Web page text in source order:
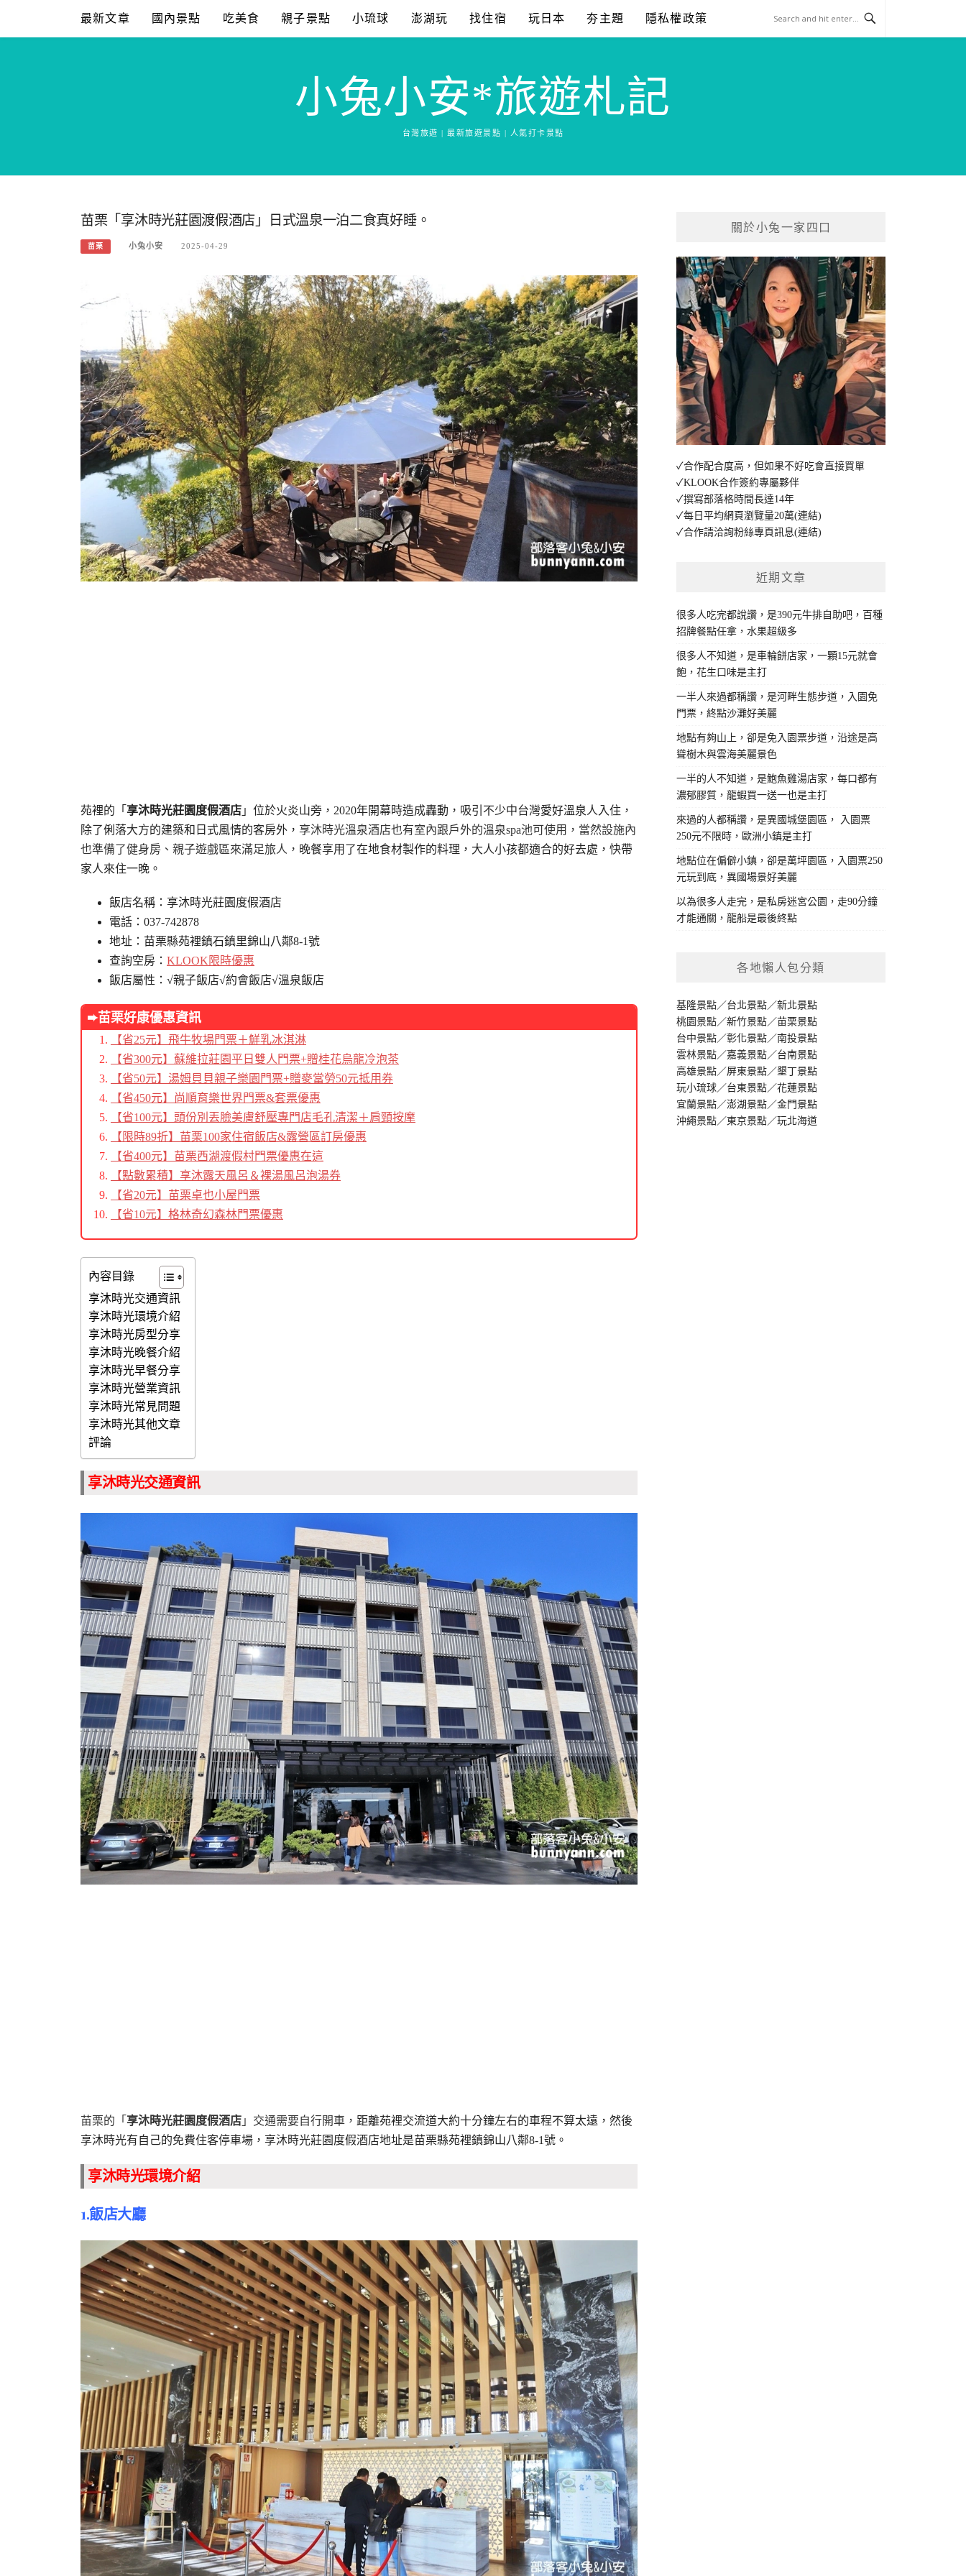
content
最新文章 國內景點 吃美食 親子景點 小琉球 澎湖玩 找住宿 玩日本 夯主題 隱私權政策
小兔小安*旅遊札記
台灣旅遊 | 最新旅遊景點 | 人氣打卡景點
苗栗「享沐時光莊園渡假酒店」日式溫泉一泊二食真好睡。
苗栗 小兔小安 2025-04-29
苑裡的「 享沐時光莊園度假酒店 」位於火炎山旁，2020年開幕時造成轟動，吸引不少中台灣愛好溫泉人入住，
除了俐落大方的建築和日式風情的客房外， 享沐時光溫泉酒店也有室內跟戶外的溫泉spa池可使用， 當然設施內
也準備了健身房、親子遊戲區來滿足旅人， 晚餐享用了在地食材製作的料理，大人小孩都適合的好去處，快帶
家人來住一晚。
飯店名稱：享沐時光莊園度假酒店
電話：037-742878
地址：苗栗縣苑裡鎮石鎮里錦山八鄰8-1號
查詢空房： KLOOK限時優惠
飯店屬性：√親子飯店√約會飯店√溫泉飯店
➨苗栗好康優惠資訊
【省25元】飛牛牧場門票＋鮮乳冰淇淋
【省300元】蘇維拉莊園平日雙人門票+贈桂花烏龍冷泡茶
【省50元】湯姆貝貝親子樂園門票+贈麥當勞50元抵用券
【省450元】尚順育樂世界門票&套票優惠
【省100元】頭份別丟臉美膚舒壓專門店毛孔清潔＋肩頸按摩
【限時89折】苗栗100家住宿飯店&露營區訂房優惠
【省400元】苗栗西湖渡假村門票優惠在這
【點數累積】享沐露天風呂＆裸湯風呂泡湯券
【省20元】苗栗卓也小屋門票
【省10元】格林奇幻森林門票優惠
內容目錄
享沐時光交通資訊
享沐時光環境介紹
享沐時光房型分享
享沐時光晚餐介紹
享沐時光早餐分享
享沐時光營業資訊
享沐時光常見問題
享沐時光其他文章
評論
享沐時光交通資訊
苗栗的「 享沐時光莊園度假酒店 」交通需要自行開車， 距離苑裡交流道大約十分鐘左右的車程不算太遠，然後
享沐時光有自己的免費住客停車場，享沐時光莊園度假酒店地址是苗栗縣苑裡鎮錦山八鄰8-1號。
享沐時光環境介紹
1.飯店大廳
關於小兔一家四口
✓合作配合度高，但如果不好吃會直接買單
✓KLOOK合作簽約專屬夥伴
✓撰寫部落格時間長達14年
✓每日平均網頁瀏覽量20萬(連結)
✓合作請洽詢粉絲專頁訊息(連結)
近期文章
很多人吃完都說讚，是390元牛排自助吧，百種
招牌餐點任拿，水果超級多
很多人不知道，是車輪餅店家，一顆15元就會
飽，花生口味是主打
一半人來過都稱讚，是河畔生態步道，入園免
門票，終點沙灘好美麗
地點有夠山上，卻是免入園票步道，沿途是高
聳樹木與雲海美麗景色
一半的人不知道，是鮑魚雞湯店家，每口都有
濃郁膠質，龍蝦買一送一也是主打
來過的人都稱讚，是異國城堡園區， 入園票
250元不限時，歐洲小鎮是主打
地點位在偏僻小鎮，卻是萬坪園區，入園票250
元玩到底，異國場景好美麗
以為很多人走完，是私房迷宮公園，走90分鐘
才能通關，龍船是最後終點
各地懶人包分類
基隆景點／台北景點／新北景點
桃園景點／新竹景點／苗栗景點
台中景點／彰化景點／南投景點
雲林景點／嘉義景點／台南景點
高雄景點／屏東景點／墾丁景點
玩小琉球／台東景點／花蓮景點
宜蘭景點／澎湖景點／金門景點
沖繩景點／東京景點／玩北海道